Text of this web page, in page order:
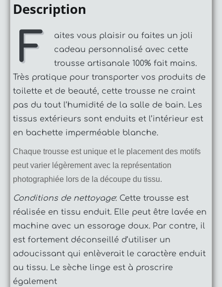
Description
F
aites vous plaisir ou faites un joli
cadeau personnalisé avec cette
trousse artisanale 100% fait mains.
Très pratique pour transporter vos produits de
toilette et de beauté, cette trousse ne craint
pas du tout l’humidité de la salle de bain. Les
tissus extérieurs sont enduits et l’intérieur est
en bachette imperméable blanche.
Chaque trousse est unique et le placement des motifs
peut varier légèrement avec la représentation
photographiée lors de la découpe du tissu.
Conditions de nettoyage: Cette trousse est
réalisée en tissu enduit. Elle peut être lavée en
machine avec un essorage doux. Par contre, il
est fortement déconseillé d’utiliser un
adoucissant qui enlèverait le caractère enduit
au tissu. Le sèche linge est à proscrire
également